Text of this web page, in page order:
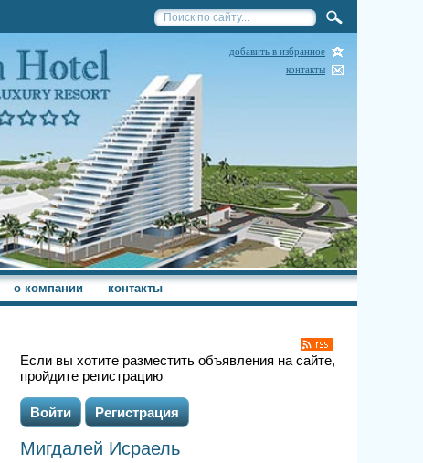
добавить в избранное
контакты
о компании контакты
Если вы хотите разместить объявления на сайте,
пройдите регистрацию
Войти Регистрация
Мигдалей Исраель